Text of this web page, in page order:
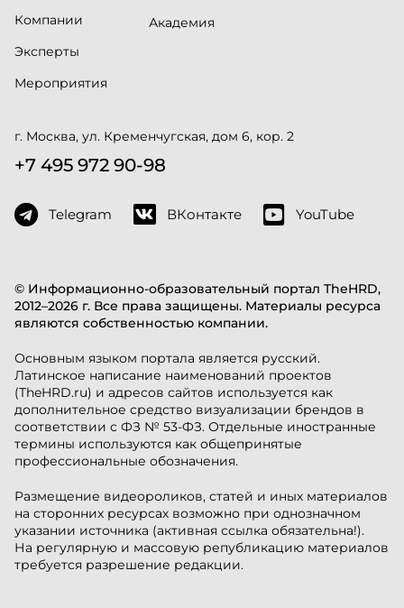
© Информационно-образовательный портал TheHRD,
2012–2026 г. Все права защищены. Материалы ресурса
являются собственностью компании.
Основным языком портала является русский.
Латинское написание наименований проектов
(TheHRD.ru) и адресов сайтов используется как
дополнительное средство визуализации брендов в
соответствии с ФЗ № 53-ФЗ. Отдельные иностранные
термины используются как общепринятые
профессиональные обозначения.
Размещение видеороликов, статей и иных материалов
на сторонних ресурсах возможно при однозначном
указании источника (активная ссылка обязательна!).
На регулярную и массовую републикацию материалов
требуется разрешение редакции.
Компании
Эксперты
Мероприятия
Академия
г. Москва, ул. Кременчугская, дом 6, кор. 2
+7 495 972 90-98
Telegram ВКонтакте YouTube